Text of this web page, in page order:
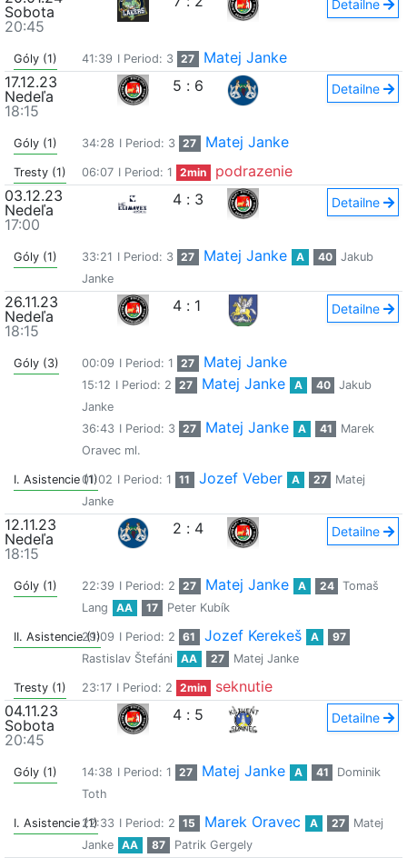
Sobota
20:45
Detailne
Góly (1) 41:39 I Period: 3 27
Matej Janke
17.12.23
Nedeľa
18:15
5 : 6 Detailne
Góly (1) 34:28 I Period: 3 27 Matej Janke
Tresty (1) 06:07 I Period: 1 2min
podrazenie
03.12.23
Nedeľa
17:00
4 : 3 Detailne
Góly (1) 33:21 I Period: 3 27 Matej Janke A 40
Jakub
Janke
26.11.23
Nedeľa
18:15
4 : 1 Detailne
Góly (3) 00:09 I Period: 1 27 Matej Janke
15:12 I Period: 2 27 Matej Janke A 40
Jakub
Janke
36:43 I Period: 3 27 Matej Janke A 41
Marek
Oravec ml.
I. Asistencie (1)01:02 I Period: 1 11 Jozef Veber A 27
Matej
Janke
12.11.23
Nedeľa
18:15
2 : 4 Detailne
Góly (1) 22:39 I Period: 2 27 Matej Janke A 24
Tomaš
Lang
AA 17 Peter Kubík
II. Asistencie (1)
29:09 I Period: 2 61 Jozef Kerekeš A
97
Rastislav Štefáni
AA 27 Matej Janke
Tresty (1) 23:17 I Period: 2 2min
seknutie
04.11.23
Sobota
20:45
4 : 5 Detailne
Góly (1) 14:38 I Period: 1 27 Matej Janke A 41
Dominik
Toth
I. Asistencie (1)22:33 I Period: 2 15 Marek Oravec A 27
Matej
Janke
AA 87 Patrik Gergely